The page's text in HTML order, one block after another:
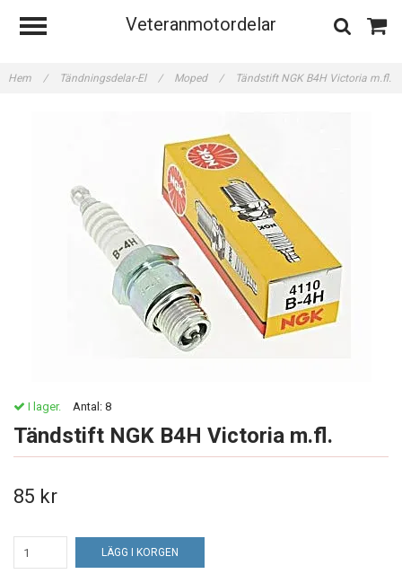
Veteranmotordelar
Hem / Tändningsdelar-El / Moped / Tändstift NGK B4H Victoria m.fl.
I lager. Antal: 8
Tändstift NGK B4H Victoria m.fl.
85 kr
LÄGG I KORGEN